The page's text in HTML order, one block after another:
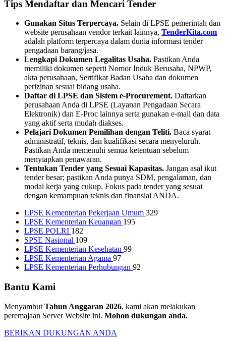
Tips Mendaftar dan Mencari Tender
Gunakan Situs Terpercaya. Selain di LPSE pemerintah dan
website perusahaan vendor terkait lainnya, TenderKita.com
adalah platform terpercaya dalam dunia informasi tender
pengadaan barang/jasa.
Lengkapi Dokumen Legalitas Usaha. Pastikan Anda
memiliki dokumen seperti Nomor Induk Berusaha, NPWP,
akta perusahaan, Sertifikat Badan Usaha dan dokumen
perizinan sesuai bidang usaha.
Daftar di LPSE dan Sistem e-Procurement. Daftarkan
perusahaan Anda di LPSE (Layanan Pengadaan Secara
Elektronik) dan E-Proc lainnya serta gunakan e-mail dan data
yang aktif serta mudah diakses.
Pelajari Dokumen Pemilihan dengan Teliti. Baca syarat
administratif, teknis, dan kualifikasi secara menyeluruh.
Pastikan Anda memenuhi semua ketentuan sebelum
menyiapkan penawaran.
Tentukan Tender yang Sesuai Kapasitas. Jangan asal ikut
tender besar; pastikan Anda punya SDM, pengalaman, dan
modal kerja yang cukup. Fokus pada tender yang sesuai
dengan kemampuan teknis dan finansial ANDA.
LPSE Kementerian Pekerjaan Umum 329
LPSE Kementerian Keuangan 195
LPSE POLRI 182
SPSE Nasional 109
LPSE Kementerian Kesehatan 99
LPSE Kementerian Agama 97
LPSE Kementerian Perhubungan 92
Bantu Kami
Menyambut Tahun Anggaran 2026, kami akan melakukan
peremajaan Server Website ini. Mohon dukungan anda.
BERIKAN DUKUNGAN ANDA